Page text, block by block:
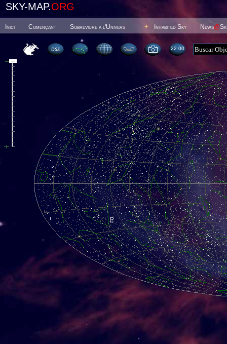
SKY-MAP.ORG
Inici Començant Sobreviure a l'Univers Inhabited Sky News@
22:00